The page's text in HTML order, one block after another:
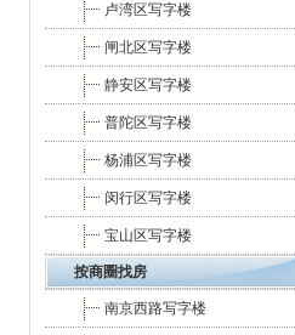
卢湾区写字楼
闸北区写字楼
静安区写字楼
普陀区写字楼
杨浦区写字楼
闵行区写字楼
宝山区写字楼
按商圈找房
南京西路写字楼